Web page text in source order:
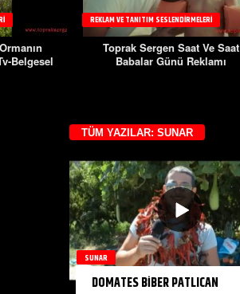
Belgesel
REKLAM VE TANITIM SESLENDIRMELERI
Toprak Sergen Saat Ve Saat
Babalar Günü Reklamı
TÜM YAZILAR: SUNAR
SUNAR
DOMATES BİBER PATLICAN